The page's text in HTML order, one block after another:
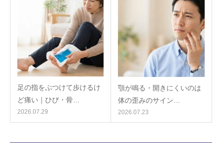
足の指をぶつけて歩けるけ
ど痛い｜ひび・骨…
2026.07.29
顎が鳴る・開きにくいのは
体の歪みのサイン…
2026.07.23